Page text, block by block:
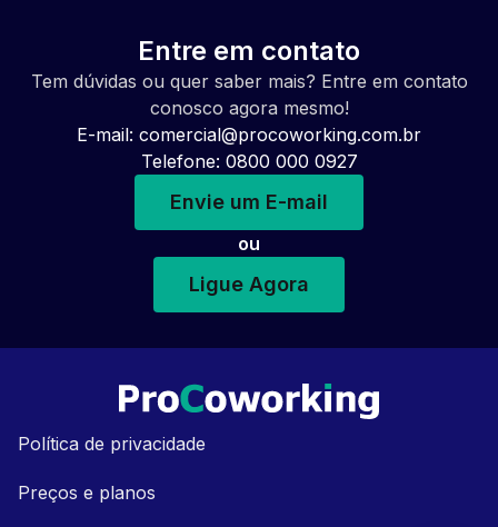
Entre em contato
Tem dúvidas ou quer saber mais? Entre em contato
conosco agora mesmo!
E-mail: comercial@procoworking.com.br
Telefone: 0800 000 0927
Envie um E-mail
ou
Ligue Agora
Política de privacidade
Preços e planos